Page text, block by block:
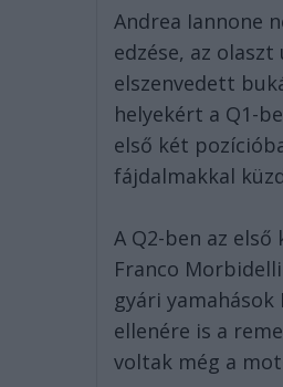
Andrea Iannone
edzése, az
elszenvedett
helyekért a Q1-
első két
fájdalmakkal
A Q2-ben az
Franco
gyári yamahások
ellenére is a
voltak még a